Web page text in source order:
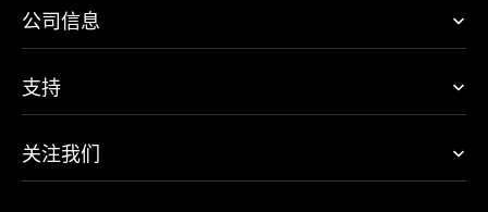
公司信息
支持
关注我们